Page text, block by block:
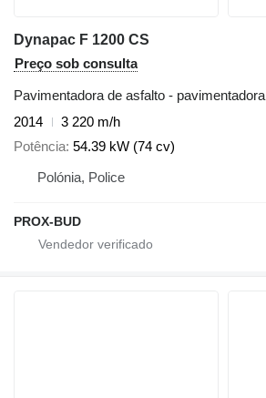
Dynapac F 1200 CS
Preço sob consulta
Pavimentadora de asfalto -
2014
3 220 m/h
Potência 54.39 kW (74 cv)
Polónia, Police
PROX-BUD